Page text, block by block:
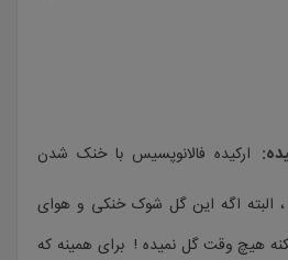
ارکیده فالانوپسیس با خنک شدن
البته اگه این گل شوک خنکی و هوای
هیچ وقت گل نمیده ! برای همینه که